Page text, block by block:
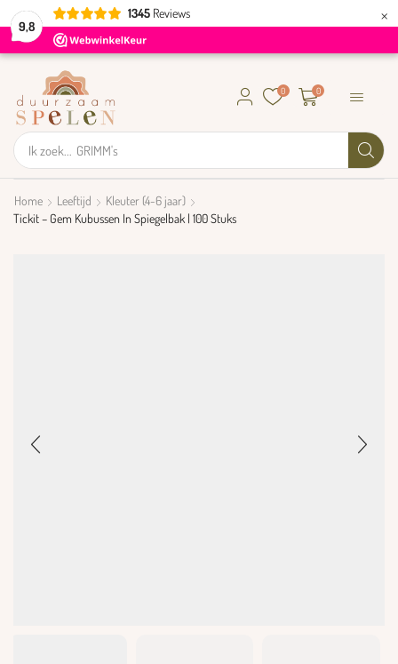
9,8
1345 Reviews ×
Ik zoek... GRIMM's
0 0
Home Leeftijd
Kleuter (4-6 jaar)
Tickit – Gem Kubussen In Spiegelbak | 100 Stuks